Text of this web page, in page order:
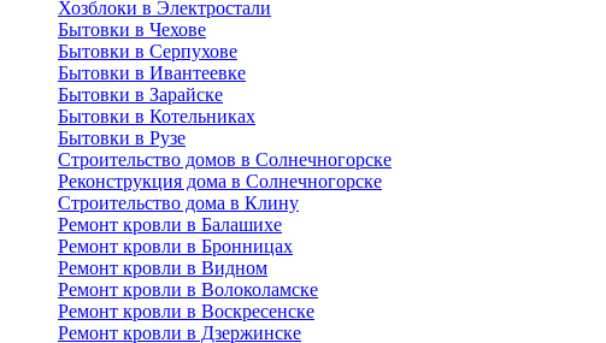
Хозблоки в Электростали
Бытовки в Чехове
Бытовки в Серпухове
Бытовки в Ивантеевке
Бытовки в Зарайске
Бытовки в Котельниках
Бытовки в Рузе
Строительство домов в Солнечногорске
Реконструкция дома в Солнечногорске
Строительство дома в Клину
Ремонт кровли в Балашихе
Ремонт кровли в Бронницах
Ремонт кровли в Видном
Ремонт кровли в Волоколамске
Ремонт кровли в Воскресенске
Ремонт кровли в Дзержинске